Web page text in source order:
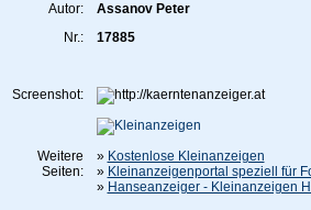
Autor:
Assanov Peter
Nr.:
17885
Screenshot:
Weitere
Seiten:
» Kostenlose Kleinanzeigen
» Kleinanzeigenportal speziell für
» Hanseanzeiger - Kleinanzeigen